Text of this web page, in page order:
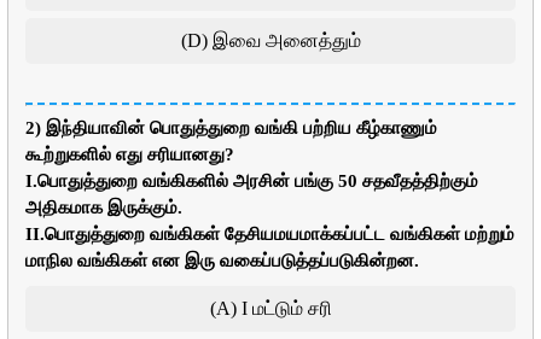
(D) இவை அனைத்தும்
2) இந்தியாவின் பொதுத்துறை வங்கி பற்றிய கீழ்காணும்
கூற்றுகளில் எது சரியானது?
I.பொதுத்துறை வங்கிகளில் அரசின் பங்கு 50 சதவீதத்திற்கும்
அதிகமாக இருக்கும்.
II.பொதுத்துறை வங்கிகள் தேசியமயமாக்கப்பட்ட வங்கிகள் மற்றும்
மாநில வங்கிகள் என இரு வகைப்படுத்தப்படுகின்றன.
(A) I மட்டும் சரி